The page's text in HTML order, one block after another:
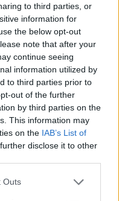
to third parties, or
information for
the below opt-out
note that after your
continue seeing
information utilized by
to third parties prior to
out of the further
by third parties on the
This information may
on the IAB’s List of
disclose it to other
Outs
repérer qui devraient ne
dans la rétine, mais,
lui dites bonjour, ou
grands ouverts,
de tête
Là, nous, on dit
apprécie tout
« Oh zut ! J’ai oublié